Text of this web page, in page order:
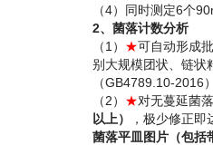
（4）同时测定6个
2、菌落计数分析
（1） ★可自动形成
别大规模团状、链状
（GB4789.10-2016
（2） ★对无蔓延菌
以上）
，极少修正
菌落平皿图片（包括